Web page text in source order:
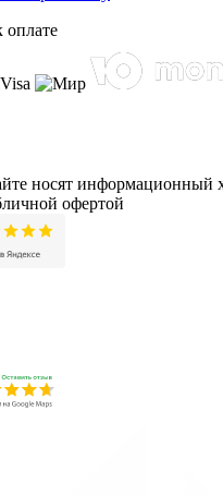
носят информационный
офертой